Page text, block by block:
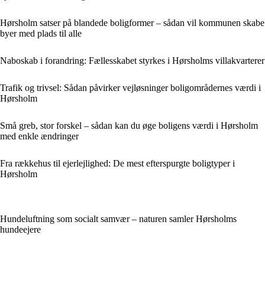
Hørsholm satser på blandede boligformer – sådan vil kommunen skabe
byer med plads til alle
Naboskab i forandring: Fællesskabet styrkes i Hørsholms villakvarterer
Trafik og trivsel: Sådan påvirker vejløsninger boligområdernes værdi i
Hørsholm
Små greb, stor forskel – sådan kan du øge boligens værdi i Hørsholm
med enkle ændringer
Fra rækkehus til ejerlejlighed: De mest efterspurgte boligtyper i
Hørsholm
Hundeluftning som socialt samvær – naturen samler Hørsholms
hundeejere